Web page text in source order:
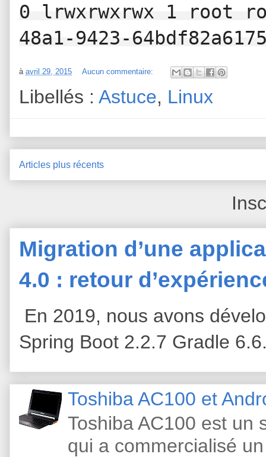
0 lrwxrwxrwx 1 root
48a1-9423-
à avril 29, 2015 Aucun commentaire:
Libellés : Astuce, Linux
Articles plus récents
Migration d’une
4.0 : retour
En 2019, nous avons
Spring Boot 2.2.7 Gradle
Toshiba AC100 et
Toshiba AC100 est un
qui a commercialisé